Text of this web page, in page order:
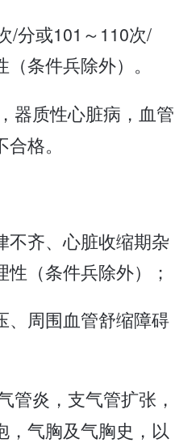
/分或101～110次/
条件兵除外）。
器质性心脏病，血管
格。
不齐、心脏收缩期杂
（条件兵除外）；
、周围血管舒缩障碍
管炎，支气管扩张，
，气胸及气胸史，以